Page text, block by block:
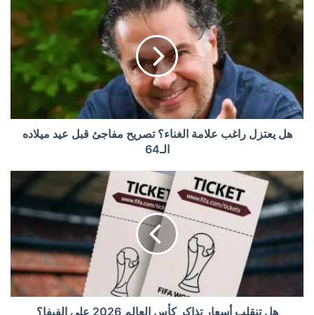
هل يعتزل راغب علامة الغناء؟ تصريح مفاجئ قبل عيد ميلاده
الـ64
هل تنقلب أسعار تذاكر كأس العالم 2026 على الفيفا؟